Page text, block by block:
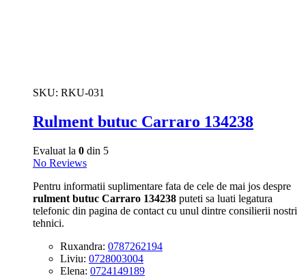
SKU: RKU-031
Rulment butuc Carraro 134238
Evaluat la 0 din 5
No Reviews
Pentru informatii suplimentare fata de cele de mai jos despre
rulment butuc Carraro 134238 puteti sa luati legatura
telefonic din pagina de contact cu unul dintre consilierii nostri
tehnici.
Ruxandra: 0787262194
Liviu: 0728003004
Elena: 0724149189